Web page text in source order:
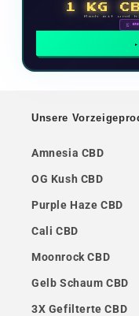
1 KG
Mach mit und
🗓
Unsere
Amnesia CBD
OG Kush CBD
Purple Haze CBD
Cali CBD
Moonrock CBD
Gelb Schaum CBD
3X Gefilterte CBD